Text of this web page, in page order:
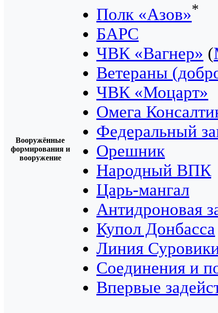
Вооружённые
формирования и
вооружение
Полк «Азов»*
БАРС
ЧВК «Вагнер» (
Ветераны
ЧВК «Моцарт»
Омега
Федеральный
Орешник
Народный ВПК
Царь-мангал
Антидроновая
Купол Донбасса
Линия
Соединения и
Впервые